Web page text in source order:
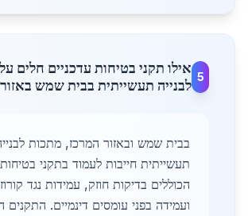
5
אילו תקני בטיחות עדכניים חלים
לבנייה תעשייתית בבית שמש
בבית שמש ובאזור המרכז, מתכות
תעשייתית חייבות לעמוד בתקני
הכוללים בדיקות חוזק, עמידות נגד
ועמידה בפני עומסים דינמיים. התקנים